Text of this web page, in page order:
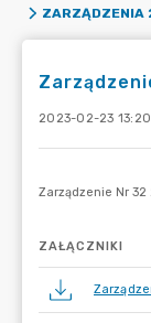
ZARZĄDZENIA
2023-02-23 13:20
ZAŁĄCZNIKI